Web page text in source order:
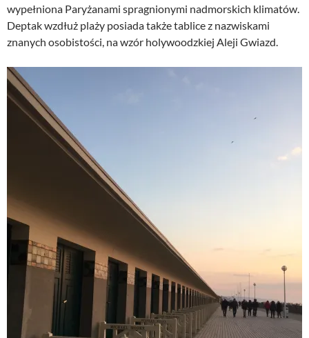
wypełniona Paryżanami spragnionymi nadmorskich klimatów.
Deptak wzdłuż plaży posiada także tablice z nazwiskami
znanych osobistości, na wzór holywoodzkiej Aleji Gwiazd.